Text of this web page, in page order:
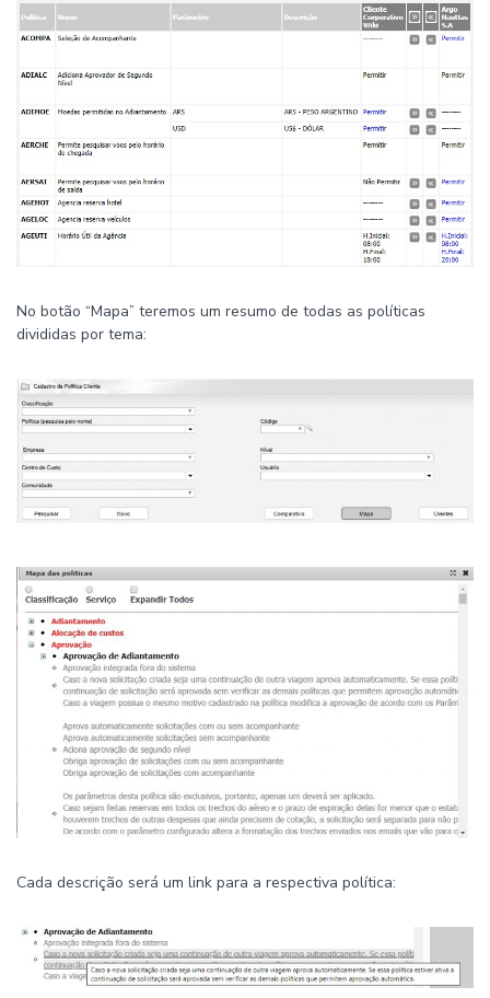
No botão “Mapa” teremos um resumo de todas as políticas
divididas por tema:
Cada descrição será um link para a respectiva política: